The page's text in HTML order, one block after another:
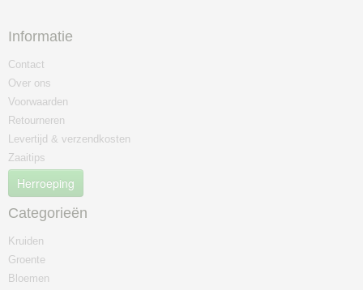
Informatie
Contact
Over ons
Voorwaarden
Retourneren
Levertijd & verzendkosten
Zaaitips
Herroeping
Categorieën
Kruiden
Groente
Bloemen